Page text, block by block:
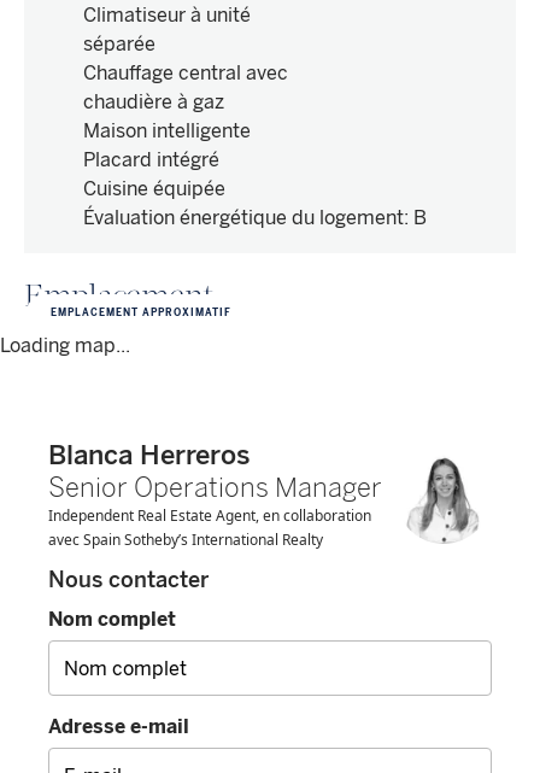
Climatiseur à unité
séparée
Chauffage central avec
chaudière à gaz
Maison intelligente
Placard intégré
Cuisine équipée
Évaluation énergétique du logement: B
Emplacement
Loading map...
EMPLACEMENT APPROXIMATIF
Blanca Herreros
Senior Operations Manager
Independent Real Estate Agent, en collaboration
avec Spain Sotheby’s International Realty
Nous contacter
Nom complet
Adresse e-mail